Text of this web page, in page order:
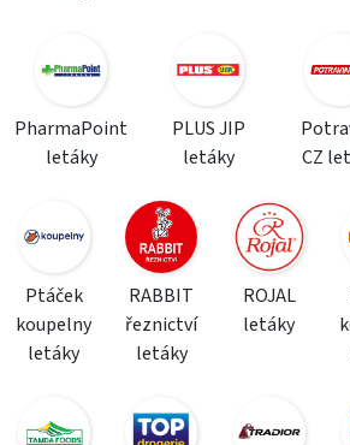
PharmaPoint
letáky
PLUS JIP
letáky
CZ
Ptáček
koupelny
letáky
RABBIT
řeznictví
letáky
ROJAL
letáky